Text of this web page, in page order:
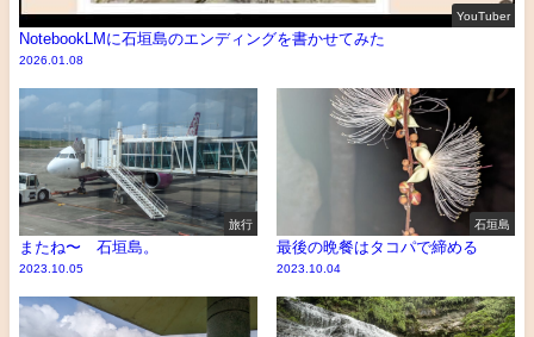
YouTuber
NotebookLMに石垣島のエンディングを書かせてみた
2026.01.08
旅行
またね〜 石垣島。
2023.10.05
石垣島
最後の晩餐はタコパで締める
2023.10.04